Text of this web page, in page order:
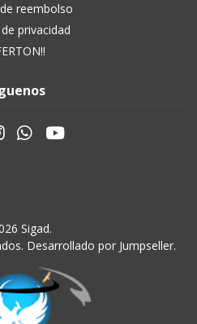
reembolso
privacidad
Sigad.
Desarrollado por Jumpseller.